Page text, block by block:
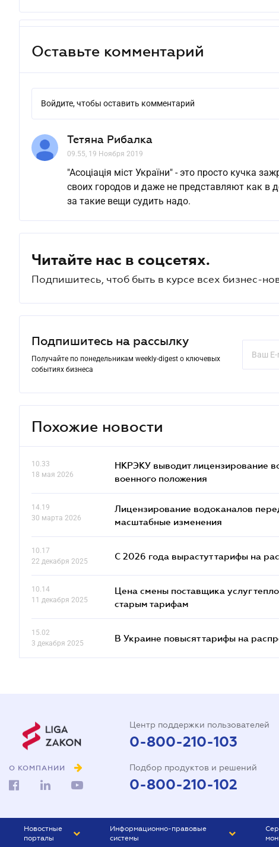
Оставьте комментарий
Войдите, чтобы оставить комментарий
Тетяна Рибалка
09.55, 19 Ноября 2019
"Асоціація міст України" - это просто кучка
своих городов и даже не представляют как в
за такие вещи судить надо.
Читайте нас в соцсетях.
Подпишитесь, чтоб быть в курсе всех бизнес-
Подпишитесь на рассылку
Получайте по понедельникам weekly-digest о ключевых
событиях бизнеса
Похожие новости
10.33
18 мая 2026
НКРЭКУ выводит лицензирование
военного положения
14.19
30 марта 2026
Лицензирование водоканалов
масштабные изменения
10.17
22 декабря 2025
С 2026 года вырастут тарифы на
10.14
11 декабря 2025
Цена смены поставщика услуг
старым тарифам
15.02
3 декабря 2025
В Украине повысят тарифы на
О КОМПАНИИ
Центр поддержки пользователей
0-800-210-103
Подбор продуктов и решений
0-800-210-102
Новостные
порталы
Информационно-правовые
системы